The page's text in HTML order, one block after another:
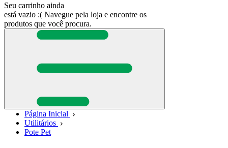
Seu carrinho ainda
está vazio :( Navegue pela loja e encontre os
produtos que você procura.
Página Inicial
Utilitários
Pote Pet